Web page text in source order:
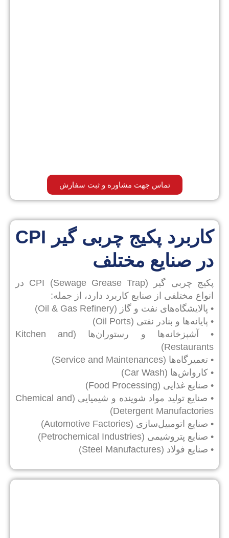
تماس جهت مشاوره و ثبت سفارش
کاربرد پکیج چربی گیر CPI
در صنایع مختلف
پکیج چربی گیر CPI (Sewage Grease Trap) در
انواع مختلفی از صنایع کاربرد دارد، از جمله:
• پالایشگاه‌های نفت و گاز (Oil & Gas Refinery)
• پایانه‌ها و بنادر نفتی (Oil Ports)
• آشپزخانه‌ها و رستوران‌ها (Kitchen and
Restaurants)
• تعمیرگاه‌ها (Service and Maintenances)
• کارواش‌ها (Car Wash)
• صنایع غذایی (Food Processing)
• صنایع تولید مواد شوینده و شیمیایی (Chemical and
Detergent Manufactories)
• صنایع اتومبیل‌سازی (Automotive Factories)
• صنایع پتروشیمی (Petrochemical Industries)
• صنایع فولاد (Steel Manufactures)